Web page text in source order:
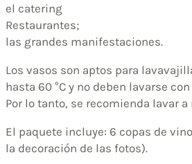
el catering
Restaurantes;
las grandes manifestaciones.
Los vasos son aptos para
hasta 60 °C y no deben lavarse
Por lo tanto, se recomienda lavar a
El paquete incluye: 6 copas de
la decoración de las fotos).